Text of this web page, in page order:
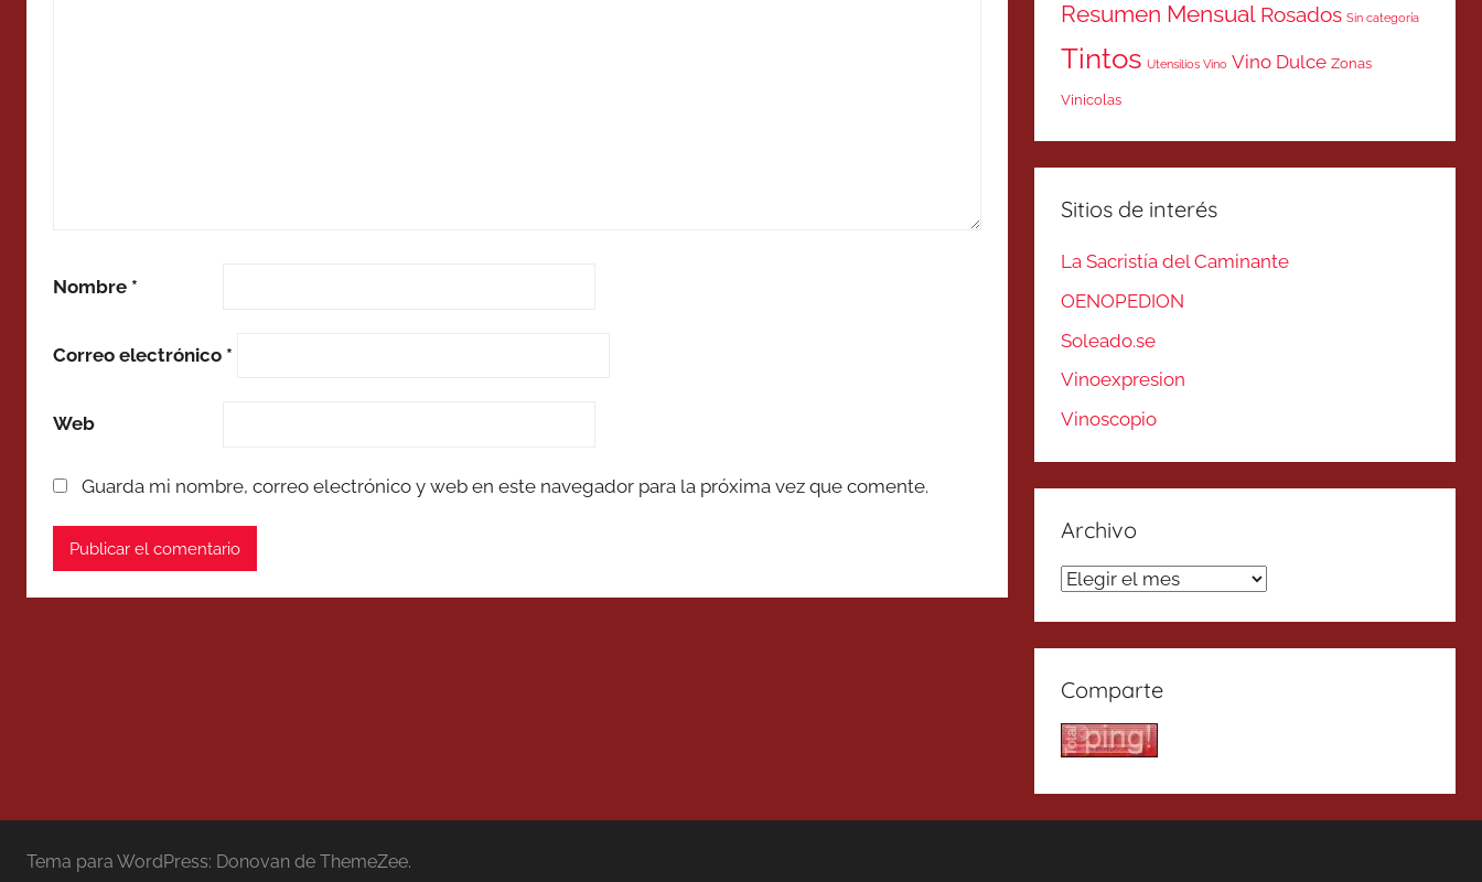
Nombre *
Correo electrónico *
Web
Guarda mi nombre, correo electrónico y web en este navegador para la próxima vez que comente.
Resumen Mensual Rosados Sin categoría
Tintos Utensilios Vino Vino Dulce Zonas
Vinicolas
Sitios de interés
La Sacristía del Caminante
OENOPEDION
Soleado.se
Vinoexpresion
Vinoscopio
Archivo
Archivo
Comparte
Tema para WordPress: Donovan de ThemeZee.